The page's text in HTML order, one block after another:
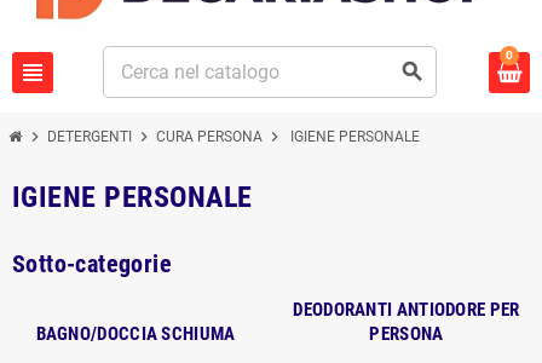
view_headline search
0
chevron_right DETERGENTI chevron_right CURA PERSONA chevron_right IGIENE PERSONALE
IGIENE PERSONALE
Sotto-categorie
BAGNO/DOCCIA SCHIUMA
DEODORANTI ANTIODORE PER
PERSONA